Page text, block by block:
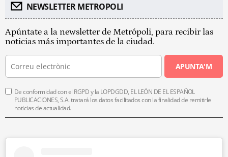
NEWSLETTER METROPOLI
Apúntate a la newsletter de Metrópoli, para recibir las
noticias más importantes de la ciudad.
APUNTA'M
De conformidad con el RGPD y la LOPDGDD, EL LEÓN DE EL ESPAÑOL
PUBLICACIONES, S.A. tratará los datos facilitados con la finalidad de remitirle
noticias de actualidad.